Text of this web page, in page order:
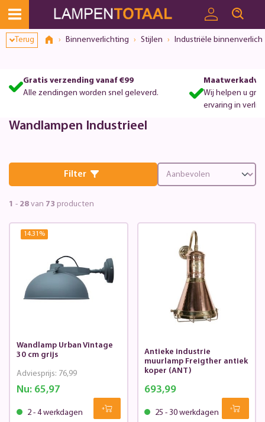
Terug Binnenverlichting Stijlen Industriële
Gratis verzending vanaf €99
Alle zendingen worden snel geleverd.
Wij helpen u
ervaring in
Wandlampen Industrieel
Filter
1 - 28 van 73 producten
14.31 %
Wandlamp Urban Vintage
30 cm grijs
Nu:65,97
Adviesprijs: 76,99
2 - 4 werkdagen
Antieke industrie
muurlamp Freigther antiek
koper (ANT)
693,99
25 - 30 werkdagen
Toestemmingsvenster geopend